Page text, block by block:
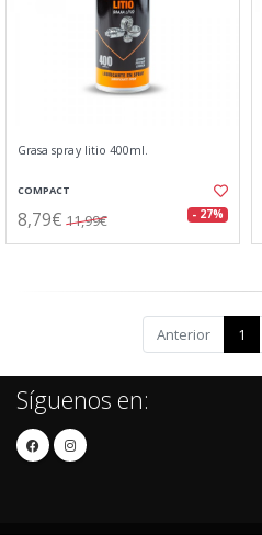
Grasa spray litio 400ml.
COMPACT
8,79€ 11,99€ - 27%
Anterior 1
Síguenos en: